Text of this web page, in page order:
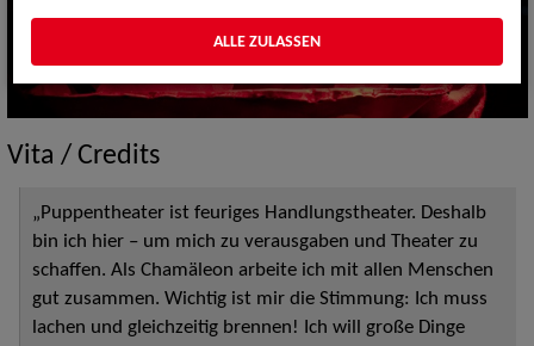
Vita / Credits
„Puppentheater ist feuriges Handlungstheater. Deshalb
bin ich hier – um mich zu verausgaben und Theater zu
schaffen. Als Chamäleon arbeite ich mit allen Menschen
gut zusammen. Wichtig ist mir die Stimmung: Ich muss
lachen und gleichzeitig brennen! Ich will große Dinge
ALLE ZULASSEN